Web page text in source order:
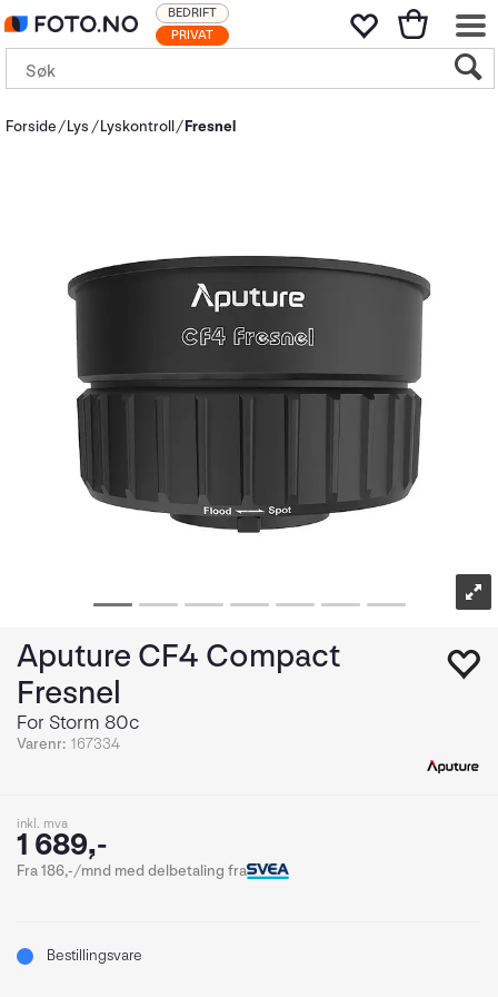
PRIVAT
BEDRIFT
Forside Lys Lyskontroll Fresnel
Aputure CF4 Compact
Fresnel
For Storm 80c
Varenr: 167334
inkl. mva
1 689,-
Fra 186,-/mnd med delbetaling fra
Bestillingsvare